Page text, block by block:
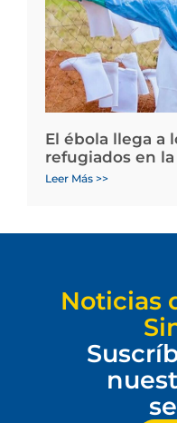
El ébola llega a
refugiados en la
Leer Más >>
Noticias